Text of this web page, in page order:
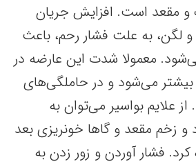
و مقعد است. افزایش جریان
لگن، به علت فشار رحم، باعث
معمولا شدت این عارضه در
بیشتر می‌شود و در حاملگی‌های
علایم بواسیر می‌توان به
زخم مقعد و گاها خونریزی بعد
فشار آوردن و زور زدن به